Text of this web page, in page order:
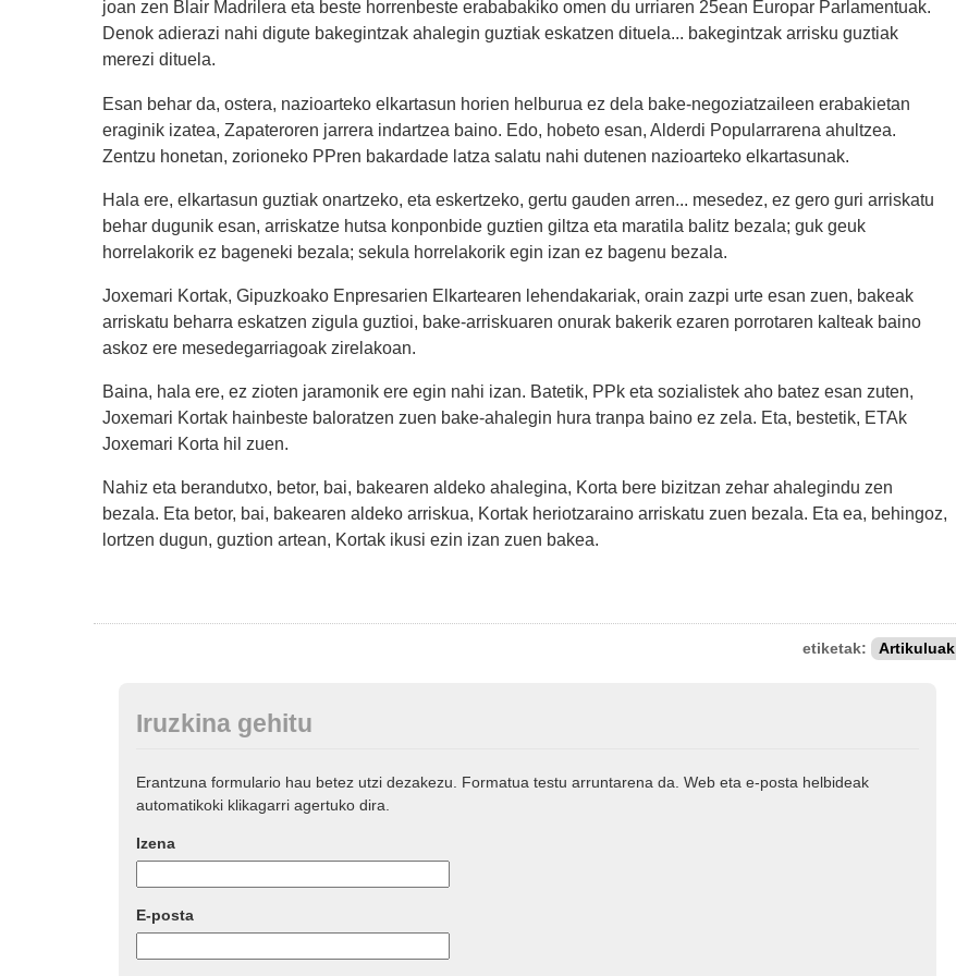
joan zen Blair Madrilera eta beste horrenbeste erababakiko omen du urriaren 25ean Europar Parlamentuak.
Denok adierazi nahi digute bakegintzak ahalegin guztiak eskatzen dituela... bakegintzak arrisku guztiak
merezi dituela.
Esan behar da, ostera, nazioarteko elkartasun horien helburua ez dela bake-negoziatzaileen erabakietan
eraginik izatea, Zapateroren jarrera indartzea baino. Edo, hobeto esan, Alderdi Popularrarena ahultzea.
Zentzu honetan, zorioneko PPren bakardade latza salatu nahi dutenen nazioarteko elkartasunak.
Hala ere, elkartasun guztiak onartzeko, eta eskertzeko, gertu gauden arren... mesedez, ez gero guri arriskatu
behar dugunik esan, arriskatze hutsa konponbide guztien giltza eta maratila balitz bezala; guk geuk
horrelakorik ez bageneki bezala; sekula horrelakorik egin izan ez bagenu bezala.
Joxemari Kortak, Gipuzkoako Enpresarien Elkartearen lehendakariak, orain zazpi urte esan zuen, bakeak
arriskatu beharra eskatzen zigula guztioi, bake-arriskuaren onurak bakerik ezaren porrotaren kalteak baino
askoz ere mesedegarriagoak zirelakoan.
Baina, hala ere, ez zioten jaramonik ere egin nahi izan. Batetik, PPk eta sozialistek aho batez esan zuten,
Joxemari Kortak hainbeste baloratzen zuen bake-ahalegin hura tranpa baino ez zela. Eta, bestetik, ETAk
Joxemari Korta hil zuen.
Nahiz eta berandutxo, betor, bai, bakearen aldeko ahalegina, Korta bere bizitzan zehar ahalegindu zen
bezala. Eta betor, bai, bakearen aldeko arriskua, Kortak heriotzaraino arriskatu zuen bezala. Eta ea, behingoz,
lortzen dugun, guztion artean, Kortak ikusi ezin izan zuen bakea.
etiketak: Artikuluak
Iruzkina gehitu
Erantzuna formulario hau betez utzi dezakezu. Formatua testu arruntarena da. Web eta e-posta helbideak
automatikoki klikagarri agertuko dira.
Izena
E-posta